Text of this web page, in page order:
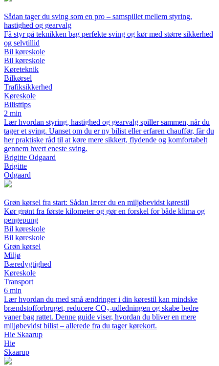
Sådan tager du sving som en pro – samspillet mellem styring,
hastighed og gearvalg
Få styr på teknikken bag perfekte sving og kør med større sikkerhed
og selvtillid
Bil køreskole
Bil køreskole
Køreteknik
Bilkørsel
Trafiksikkerhed
Køreskole
Bilisttips
2 min
Lær hvordan styring, hastighed og gearvalg spiller sammen, når du
tager et sving. Uanset om du er ny bilist eller erfaren chauffør, får du
her praktiske råd til at køre mere sikkert, flydende og komfortabelt
gennem hvert eneste sving.
Brigitte Odgaard
Brigitte
Odgaard
Grøn kørsel fra start: Sådan lærer du en miljøbevidst kørestil
Kør grønt fra første kilometer og gør en forskel for både klima og
pengepung
Bil køreskole
Bil køreskole
Grøn kørsel
Miljø
Bæredygtighed
Køreskole
Transport
6 min
Lær hvordan du med små ændringer i din kørestil kan mindske
brændstofforbruget, reducere CO₂-udledningen og skabe bedre
vaner bag rattet. Denne guide viser, hvordan du bliver en mere
miljøbevidst bilist – allerede fra du tager kørekort.
Hie Skaarup
Hie
Skaarup